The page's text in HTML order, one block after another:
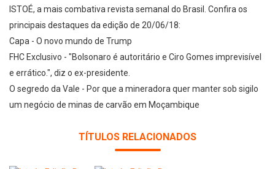
ISTOÉ, a mais combativa revista semanal do Brasil. Confira os
principais destaques da edição de 20/06/18:
Capa - O novo mundo de Trump
FHC Exclusivo - "Bolsonaro é autoritário e Ciro Gomes imprevisível
e errático.", diz o ex-presidente.
O segredo da Vale - Por que a mineradora quer manter sob sigilo
um negócio de minas de carvão em Moçambique
TÍTULOS RELACIONADOS